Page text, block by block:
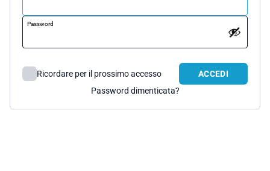
Password
Ricordare per il prossimo accesso
ACCEDI
Password dimenticata?